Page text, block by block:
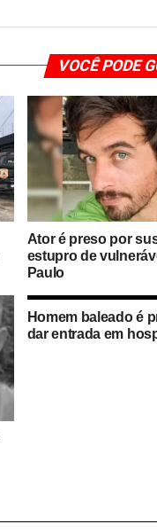
VOCÊ PODE
Ator é preso por
estupro de
Paulo
Homem baleado é
dar entrada em